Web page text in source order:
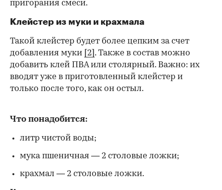
пригорания смеси.
Клейстер из муки и крахмала
Такой клейстер будет более цепким за счет
добавления муки [2] . Также в состав можно
добавить клей ПВА или столярный. Важно: их
вводят уже в приготовленный клейстер и
только после того, как он остыл.
Что понадобится:
литр чистой воды;
мука пшеничная — 2 столовые ложки;
крахмал — 2 столовые ложки.